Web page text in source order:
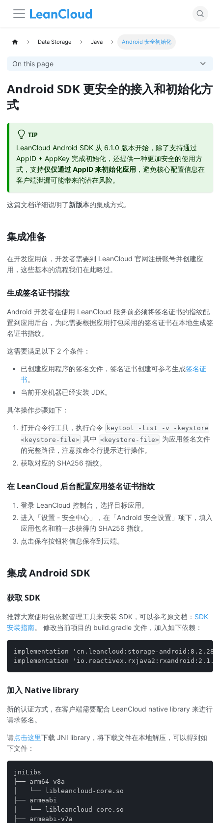
Data Storage Java Android 安全初始化
On this page
Android SDK 更安全的接入和初始化方
式
TIP
LeanCloud Android SDK 从 6.1.0 版本开始，除了支持通过
AppID + AppKey 完成初始化，还提供一种更加安全的使用方
式，支持仅仅通过 AppID 来初始化应用 ，避免核心配置信息在
客户端泄漏可能带来的潜在风险。
这篇文档详细说明了新版本的集成方式。
集成准备
在开发应用前，开发者需要到 LeanCloud 官网注册账号并创建应
用，这些基本的流程我们在此略过。
生成签名证书指纹
Android 开发者在使用 LeanCloud 服务前必须将签名证书的指纹配
置到应用后台，为此需要根据应用打包采用的签名证书在本地生成签
名证书指纹。
这需要满足以下 2 个条件：
已创建应用程序的签名文件，签名证书创建可参考生成签名证
书。
当前开发机器已经安装 JDK。
具体操作步骤如下：
打开命令行工具，执行命令
keytool -list -v -keystore
<keystore-file>其中 <keystore-file> 为应用签名文件
的完整路径，注意按命令行提示进行操作。
获取对应的 SHA256 指纹。
在 LeanCloud 后台配置应用签名证书指纹
登录 LeanCloud 控制台，选择目标应用。
进入「设置 - 安全中心」，在「Android 安全设置」项下，填入
应用包名和前一步获得的 SHA256 指纹。
点击保存按钮将信息保存到云端。
集成 Android SDK
获取 SDK
推荐大家使用包依赖管理工具来安装 SDK，可以参考原文档： SDK
安装指南。 修改当前项目的 build.gradle 文件，加入如下依赖：
implementation 'cn.leancloud:storage-android:8.2.28'
implementation
加入 Native library
新的认证方式，在客户端需要配合 LeanCloud native library 来进行
请求签名。
请点击这里下载 JNI library，将下载文件在本地解压，可以得到如
下文件：
jniLibs
├── arm64-v8a
│   └── libleancloud-core.so
├── armeabi
│   └── libleancloud-core.so
├── armeabi-v7a